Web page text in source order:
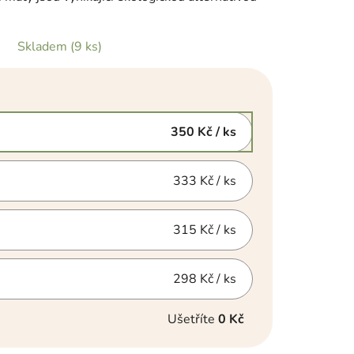
Skladem (9 ks)
350 Kč/ ks
333 Kč/ ks
315 Kč/ ks
298 Kč/ ks
Ušetříte 0 Kč